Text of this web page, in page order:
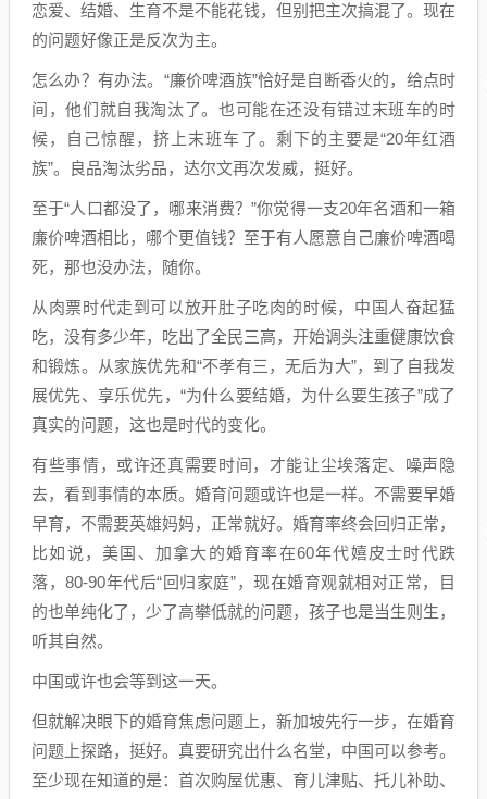
恋爱、结婚、生育不是不能花钱，但别把主次搞混了。现在
的问题好像正是反次为主。
怎么办？有办法。“廉价啤酒族”恰好是自断香火的，给点时
间，他们就自我淘汰了。也可能在还没有错过末班车的时
候，自己惊醒，挤上末班车了。剩下的主要是“20年红酒
族”。良品淘汰劣品，达尔文再次发威，挺好。
至于“人口都没了，哪来消费？”你觉得一支20年名酒和一箱
廉价啤酒相比，哪个更值钱？至于有人愿意自己廉价啤酒喝
死，那也没办法，随你。
从肉票时代走到可以放开肚子吃肉的时候，中国人奋起猛
吃，没有多少年，吃出了全民三高，开始调头注重健康饮食
和锻炼。从家族优先和“不孝有三，无后为大”，到了自我发
展优先、享乐优先，“为什么要结婚，为什么要生孩子”成了
真实的问题，这也是时代的变化。
有些事情，或许还真需要时间，才能让尘埃落定、噪声隐
去，看到事情的本质。婚育问题或许也是一样。不需要早婚
早育，不需要英雄妈妈，正常就好。婚育率终会回归正常，
比如说，美国、加拿大的婚育率在60年代嬉皮士时代跌
落，80-90年代后“回归家庭”，现在婚育观就相对正常，目
的也单纯化了，少了高攀低就的问题，孩子也是当生则生，
听其自然。
中国或许也会等到这一天。
但就解决眼下的婚育焦虑问题上，新加坡先行一步，在婚育
问题上探路，挺好。真要研究出什么名堂，中国可以参考。
至少现在知道的是：首次购屋优惠、育儿津贴、托儿补助、